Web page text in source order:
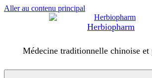
Aller au contenu principal
Herbiopharm
Médecine traditionnelle chinoise et